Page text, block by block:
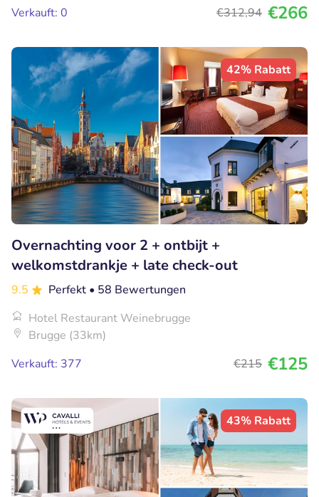
Verkauft: 0
€312,94 €266
42% Rabatt
Overnachting voor 2 + ontbijt +
welkomstdrankje + late check-out
9.5 Perfekt • 58 Bewertungen
Hotel Restaurant Weinebrugge
Brugge (33km)
Verkauft: 377
€215 €125
43% Rabatt